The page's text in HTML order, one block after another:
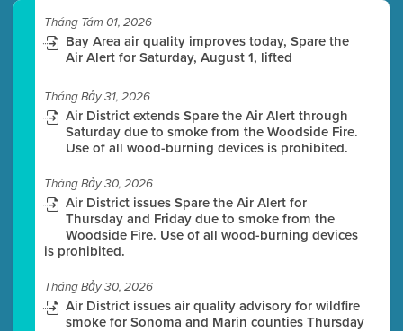
Tháng Tám 01, 2026
Bay Area air quality improves today, Spare the
Air Alert for Saturday, August 1, lifted
Tháng Bảy 31, 2026
Air District extends Spare the Air Alert through
Saturday due to smoke from the Woodside Fire.
Use of all wood-burning devices is prohibited.
Tháng Bảy 30, 2026
Air District issues Spare the Air Alert for
Thursday and Friday due to smoke from the
Woodside Fire. Use of all wood-burning devices
is prohibited.
Tháng Bảy 30, 2026
Air District issues air quality advisory for wildfire
smoke for Sonoma and Marin counties Thursday